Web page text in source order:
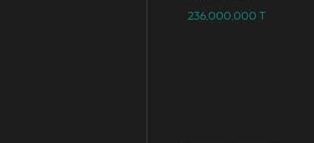
236,000,000T